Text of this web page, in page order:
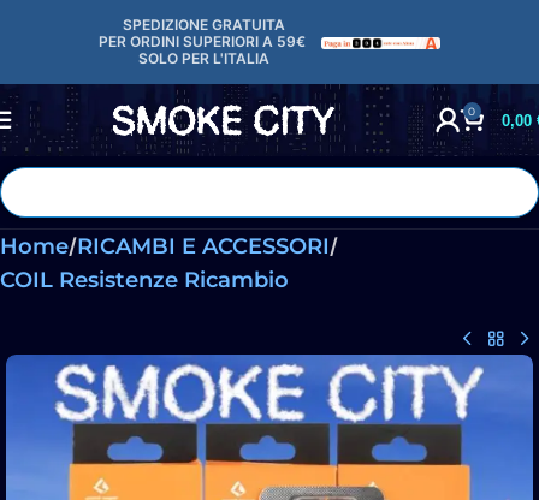
SPEDIZIONE GRATUITA
PER ORDINI SUPERIORI A 59€
SOLOPER L'ITALIA
0 0,00
Home RICAMBI E ACCESSORI
COIL Resistenze Ricambio